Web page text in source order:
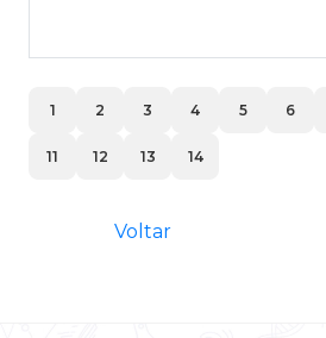
1 2 3 4 5 6
11 12 13 14
Voltar